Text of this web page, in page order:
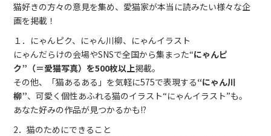
猫好きの方々の意見を集め、愛猫家が本当に読みたい様々な企
画を掲載！
１．にゃんピク、にゃん川柳、にゃんイラスト
にゃんだらけの会場やSNSで全国から集まった“にゃんピ
ク”（＝愛猫写真）を500枚以上掲載。
その他、「猫あるある」を気軽に575で表現する“にゃん川
柳”、可愛く個性あふれる猫のイラスト“にゃんイラスト”も。
あなた好みの作品が見つかるかも!?
2．猫のためにできること